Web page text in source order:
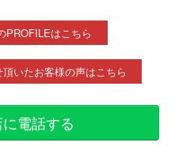
PROFILEはこちら
いたお客様の声はこちら
電話する